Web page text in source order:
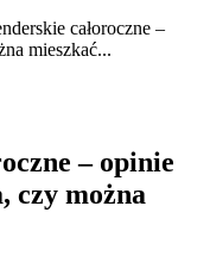
całoroczne –
mieszkać...
– opinie
czy można